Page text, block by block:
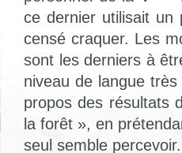
ce dernier utilisait un
censé craquer. Les
sont les derniers à
niveau de langue
propos des résultats
la forêt », en
seul semble percevoir.